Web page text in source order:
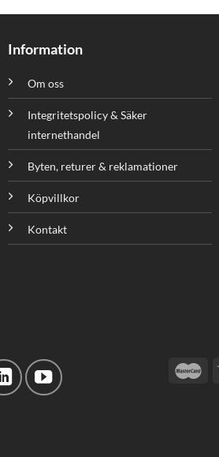
Information
Om oss
Integritetspolicy & Säker
internethandel
Byten, returer & reklamationer
Köpvillkor
Kontakt